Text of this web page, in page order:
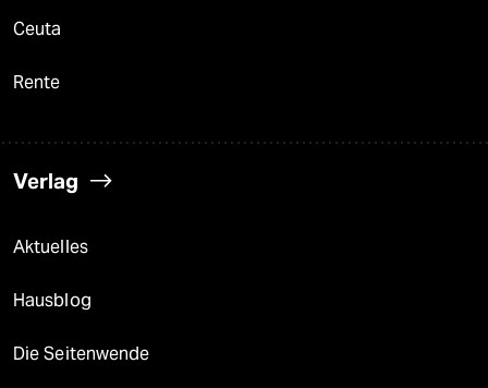
Ceuta
Rente
Verlag
Aktuelles
Hausblog
Die Seitenwende